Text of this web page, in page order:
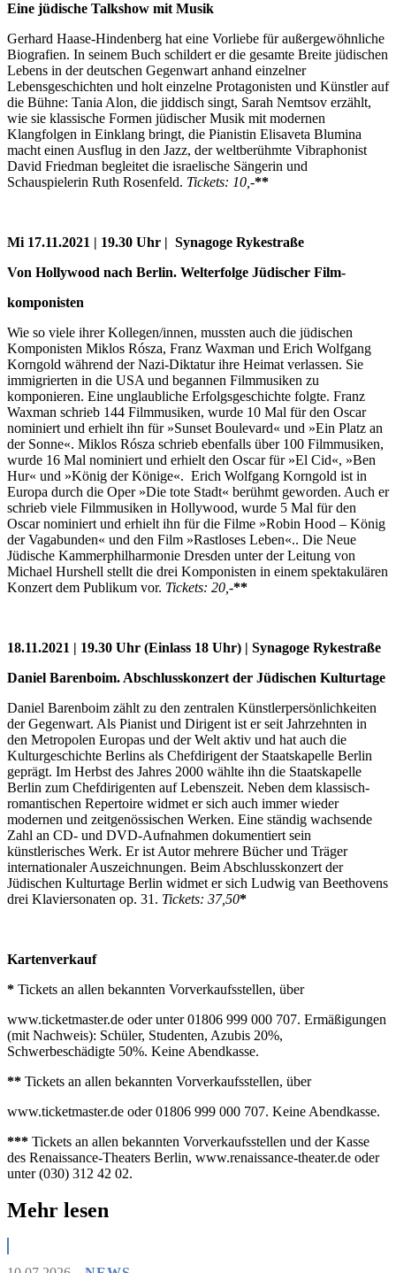
Eine jüdische Talkshow mit Musik
Gerhard Haase-Hindenberg hat eine Vorliebe für außergewöhnliche
Biografien. In seinem Buch schildert er die gesamte Breite jüdischen
Lebens in der deutschen Gegenwart anhand einzelner
Lebensgeschichten und holt einzelne Protagonisten und Künstler auf
die Bühne: Tania Alon, die jiddisch singt, Sarah Nemtsov erzählt,
wie sie klassische Formen jüdischer Musik mit modernen
Klangfolgen in Einklang bringt, die Pianistin Elisaveta Blumina
macht einen Ausflug in den Jazz, der weltberühmte Vibraphonist
David Friedman begleitet die israelische Sängerin und
Schauspielerin Ruth Rosenfeld. Tickets: 10,-**
Mi 17.11.2021 | 19.30 Uhr | Synagoge Rykestraße
Von Hollywood nach Berlin. Welterfolge Jüdischer Film-
komponisten
Wie so viele ihrer Kollegen/innen, mussten auch die jüdischen
Komponisten Miklos Rósza, Franz Waxman und Erich Wolfgang
Korngold während der Nazi-Diktatur ihre Heimat verlassen. Sie
immigrierten in die USA und begannen Filmmusiken zu
komponieren. Eine unglaubliche Erfolgsgeschichte folgte. Franz
Waxman schrieb 144 Filmmusiken, wurde 10 Mal für den Oscar
nominiert und erhielt ihn für »Sunset Boulevard« und »Ein Platz an
der Sonne«. Miklos Rósza schrieb ebenfalls über 100 Filmmusiken,
wurde 16 Mal nominiert und erhielt den Oscar für »El Cid«, »Ben
Hur« und »König der Könige«. Erich Wolfgang Korngold ist in
Europa durch die Oper »Die tote Stadt« berühmt geworden. Auch er
schrieb viele Filmmusiken in Hollywood, wurde 5 Mal für den
Oscar nominiert und erhielt ihn für die Filme »Robin Hood – König
der Vagabunden« und den Film »Rastloses Leben«.. Die Neue
Jüdische Kammerphilharmonie Dresden unter der Leitung von
Michael Hurshell stellt die drei Komponisten in einem spektakulären
Konzert dem Publikum vor. Tickets: 20,-**
18.11.2021 | 19.30 Uhr (Einlass 18 Uhr) | Synagoge Rykestraße
Daniel Barenboim. Abschlusskonzert der Jüdischen Kulturtage
Daniel Barenboim zählt zu den zentralen Künstlerpersönlichkeiten
der Gegenwart. Als Pianist und Dirigent ist er seit Jahrzehnten in
den Metropolen Europas und der Welt aktiv und hat auch die
Kulturgeschichte Berlins als Chefdirigent der Staatskapelle Berlin
geprägt. Im Herbst des Jahres 2000 wählte ihn die Staatskapelle
Berlin zum Chefdirigenten auf Lebenszeit. Neben dem klassisch-
romantischen Repertoire widmet er sich auch immer wieder
modernen und zeitgenössischen Werken. Eine ständig wachsende
Zahl an CD- und DVD-Aufnahmen dokumentiert sein
künstlerisches Werk. Er ist Autor mehrere Bücher und Träger
internationaler Auszeichnungen. Beim Abschlusskonzert der
Jüdischen Kulturtage Berlin widmet er sich Ludwig van Beethovens
drei Klaviersonaten op. 31. Tickets: 37,50*
Kartenverkauf
* Tickets an allen bekannten Vorverkaufsstellen, über
www.ticketmaster.de oder unter 01806 999 000 707. Ermäßigungen
(mit Nachweis): Schüler, Studenten, Azubis 20%,
Schwerbeschädigte 50%. Keine Abendkasse.
** Tickets an allen bekannten Vorverkaufsstellen, über
www.ticketmaster.de oder 01806 999 000 707. Keine Abendkasse.
*** Tickets an allen bekannten Vorverkaufsstellen und der Kasse
des Renaissance-Theaters Berlin, www.renaissance-theater.de oder
unter (030) 312 42 02.
Mehr lesen